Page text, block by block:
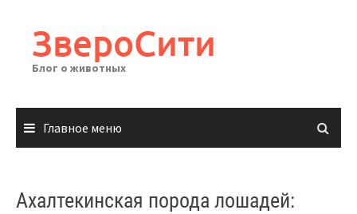
содержимому
ЗвероСити
Блог о животных
Главное меню
Ахалтекинская порода лошадей: